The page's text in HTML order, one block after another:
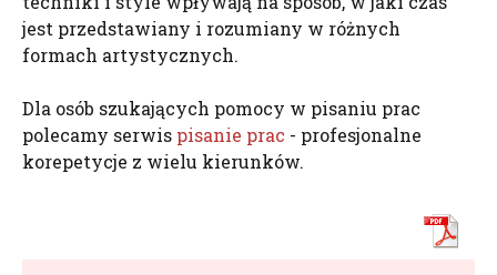
jest przedstawiany i rozumiany w różnych
formach artystycznych.
Dla osób szukających pomocy w pisaniu prac
polecamy serwis pisanie prac - profesjonalne
korepetycje z wielu kierunków.